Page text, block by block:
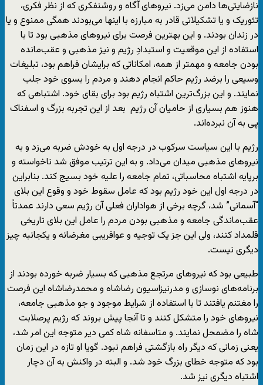
نازضایتی‌ها دامن می‌زد. نیروهای آگاه و روشنفکری که از نظر فکری،
تئوریک و یا تشکیلاتی قادر به مبارزه با اینها می‌بودند همگی ممنوع و یا
در زندان بودند. و این بهترین فرصت برای نیروهای مذهبی بود تا با
استفاده از این موقعیت و استبدادِ رژیم و نیز مذهبی و عقب‌مانده
بودن جامعه و مهمتر از همه، امکاناتی که برایشان فراهم بود، تبلیغات
وسیعی را برضد رژیم حاکم انجام دهند و مردم را بسوی خود جلب
نمایند. و این بزرگ‌ترین اشتباه رژیم بود برای بقای خود. اشتباهی که
هنوز هم بسیاری از حامیان آن رژیم بعد از این تجربه بزرگ و اسفناک
پی به آن نبرده‌اند.
رژیم با این سیاست سرکوب در درجه اول به خودش ضربه می‌زد و به
نیروهای مذهبی میدان می‌داد. و به این ترتیب موفق شد ناخواسته و
برپایه اشتباه محاسباتی، تمام جامعه را علیه خود بسیج کند. بنابراین
در درجه اول این خود رژیم بود که عامل سقوط خود و وقوع این بلای
“آسمانی” شد، گرچه برخی از هواداران فعلی آن رژیم سعی دارند عمدتاً
عقب‌ماندگی جامعه و مذهبی بودن مردم را عامل این بلای تاریخی
قلمداد کنند، ولی این جز یک توجیه و عوا‌فریبی مغرضانه و یکجانبه چیز
دیگری نیست.
طبیعی بود که نیروهای مرتجع مذهبی که بسیار ضربه خورده بودند از
برنامه‌های نوسازی و مدرنیزاسیون رضاشاه و محمدرضاشاه این فرصت
را مغتنم یافتند تا با استفاده از شرایط موجود و جو مذهبی جامعه،
نیروهای خود را متشکل کنند و تا آنجا پیش بروند که رژیم پرصلابت
شاه را مضمحل نمایند. و متاسفانه شاه کمی دیر متوجه این امر شد،
یعنی زمانی که دیگر راه بازگشتی فراهم نبود. گویا او تازه در این زمان
بود که متوجه خطای بزرگ خود شد. و البته در واکنش به آن دچار
اشتباه دیگری نیز شد.